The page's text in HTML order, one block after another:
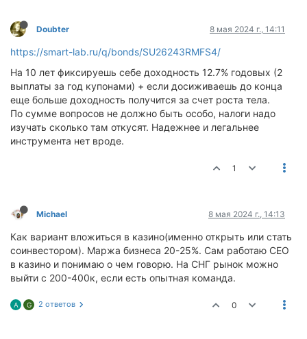
Doubter 8 мая 2024 г., 14:11
https://smart-lab.ru/q/bonds/SU26243RMFS4/
На 10 лет фиксируешь себе доходность 12.7% годовых (2
выплаты за год купонами) + если досиживаешь до конца
еще больше доходность получится за счет роста тела.
По сумме вопросов не должно быть особо, налоги надо
изучать сколько там откусят. Надежнее и легальнее
инструмента нет вроде.
1
Michael 8 мая 2024 г., 14:13
Как вариант вложиться в казино(именно открыть или стать
соинвестором). Маржа бизнеса 20-25%. Сам работаю CEO
в казино и понимаю о чем говорю. На СНГ рынок можно
выйти с 200-400к, если есть опытная команда.
A G 2 ответов 0